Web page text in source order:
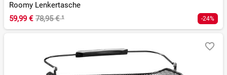
Roomy Lenkertasche
59,99 € 78,95 €¹ -24%